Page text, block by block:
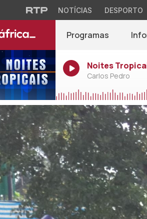
NOTÍCIAS DESPORTO
Programas
Noites
Carlos Pedro